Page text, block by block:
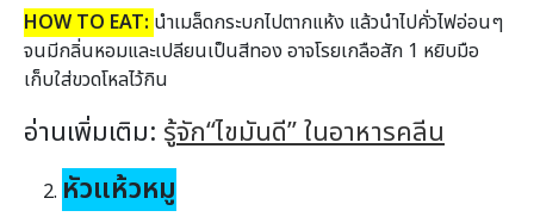
HOW TO EAT: นำเมล็ดกระบกไปตากแห้ง แล้วนำไปคั่วไฟอ่อนๆ
จนมีกลิ่นหอมและเปลียนเป็นสีทอง อาจโรยเกลือสัก 1 หยิบมือ
เก็บใส่ขวดโหลไว้กิน
อ่านเพิ่มเติม: รู้จัก“ไขมันดี” ในอาหารคลีน
หัวแห้วหมู